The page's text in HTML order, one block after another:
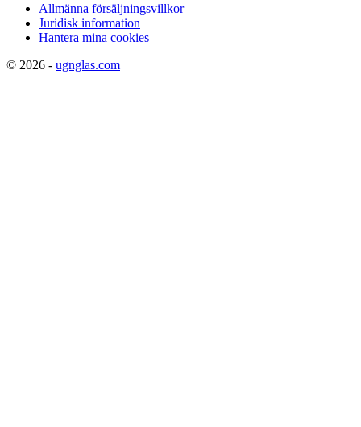
Allmänna försäljningsvillkor
Juridisk information
Hantera mina cookies
© 2026 - ugnglas.com